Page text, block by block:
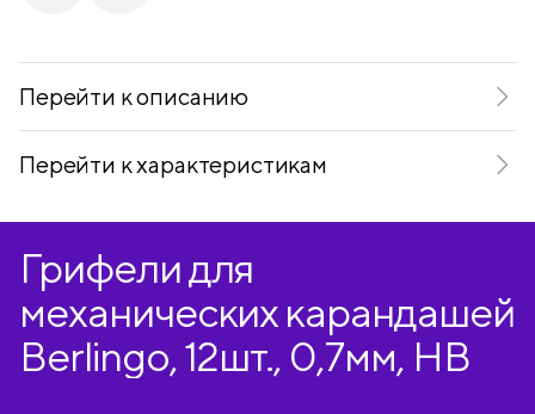
Перейти к описанию
Перейти к характеристикам
Грифели для
механических карандашей
Berlingo, 12шт., 0,7мм, HB